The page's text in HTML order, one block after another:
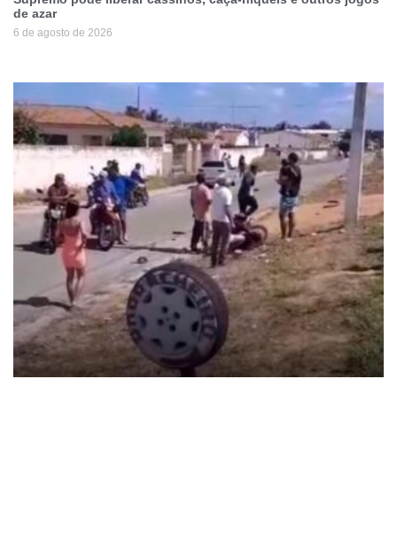
de azar
6 de agosto de 2026